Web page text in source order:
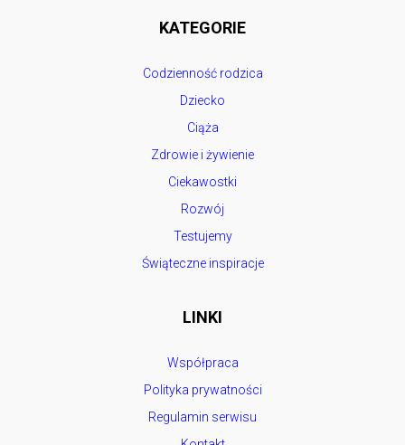
KATEGORIE
Codzienność rodzica
Dziecko
Ciąża
Zdrowie i żywienie
Ciekawostki
Rozwój
Testujemy
Świąteczne inspiracje
LINKI
Współpraca
Polityka prywatności
Regulamin serwisu